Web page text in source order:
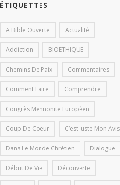
ÉTIQUETTES
A Bible Ouverte Actualité
Addiction BIOETHIQUE
Chemins De Paix Commentaires
Comment Faire Comprendre
Congrès Mennonite Européen
Coup De Coeur C’est Juste Mon Avis
Dans Le Monde Chrétien Dialogue
Début De Vie Découverte